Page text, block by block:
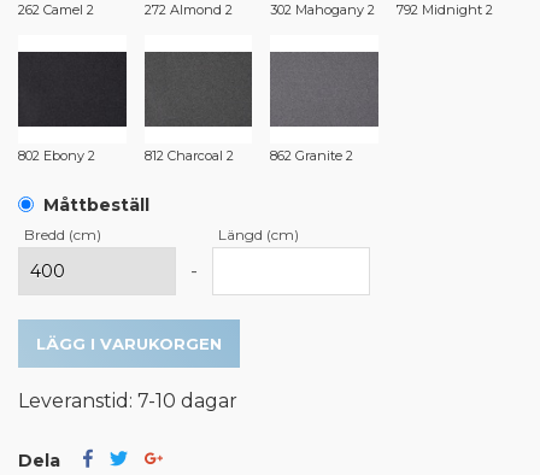
262 Camel 2 272 Almond 2 302 Mahogany 2 792 Midnight 2
802 Ebony 2 812 Charcoal 2 862 Granite 2
Måttbeställ
Bredd (cm)
-
Längd (cm)
LÄGG I VARUKORGEN
Leveranstid: 7-10 dagar
Dela